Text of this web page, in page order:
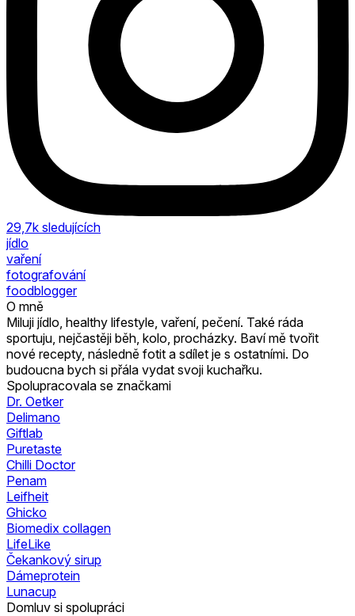
29,7k sledujících
jídlo
vaření
fotografování
foodblogger
O mně
Miluji jídlo, healthy lifestyle, vaření, pečení. Také ráda
sportuju, nejčastěji běh, kolo, procházky. Baví mě tvořit
nové recepty, následně fotit a sdílet je s ostatními. Do
budoucna bych si přála vydat svoji kuchařku.
Spolupracovala se značkami
Dr. Oetker
Delimano
Giftlab
Puretaste
Chilli Doctor
Penam
Leifheit
Ghicko
Biomedix collagen
LifeLike
Čekankový sirup
Dámeprotein
Lunacup
Domluv si spolupráci